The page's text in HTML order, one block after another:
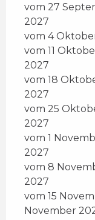
vom 27
2027
vom 4
vom 11
2027
vom 18
2027
vom 25
2027
vom 1
2027
vom 8
2027
vom 15
November